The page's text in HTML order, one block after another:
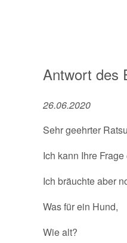
Antwort des
26.06.2020
Sehr geehrter
Ich kann Ihre
Ich bräuchte aber
Was für ein Hund,
Wie alt?